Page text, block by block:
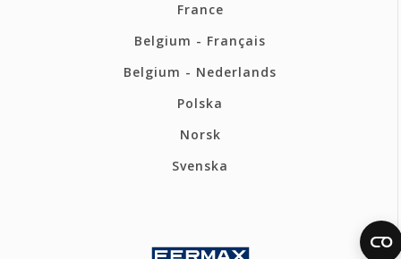
France
Belgium - Français
Belgium - Nederlands
Polska
Norsk
Svenska